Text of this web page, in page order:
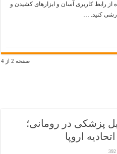
از رابط کاربری آسان و ابزارهای کشیدن و
کنید. …
صفحه 2 از 4
پزشکی در رومانی؛
اروپا
392